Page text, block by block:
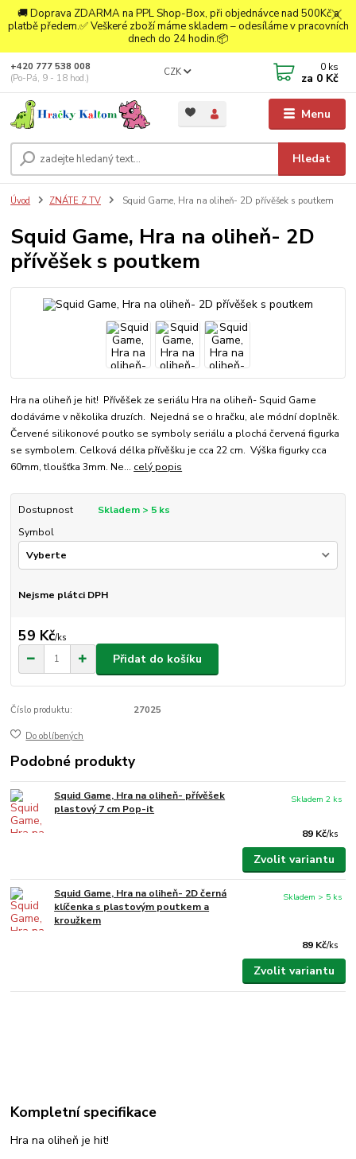
🚚 Doprava ZDARMA na PPL Shop-Box, při objednávce nad 500Kč a
platbě předem.✅ Veškeré zboží máme skladem – odesíláme v pracovních
dnech do 24 hodin.📦
Menu
CZK
Hledat
+420 777 538 008
(Po-Pá, 9 - 18 hod.)
0 ks
za 0 Kč
Úvod ZNÁTE Z TV Squid Game, Hra na oliheň- 2D přívěšek s poutkem
Squid Game, Hra na oliheň- 2D
přívěšek s poutkem
Hra na oliheň je hit! Přívěšek ze seriálu Hra na oliheň- Squid Game
dodáváme v několika druzích. Nejedná se o hračku, ale módní doplněk.
Červené silikonové poutko se symboly seriálu a plochá červená figurka
se symbolem. Celková délka přívěšku je cca 22 cm. Výška figurky cca
60mm, tloušťka 3mm. Ne... celý popis
Dostupnost
Skladem > 5 ks
Symbol
Nejsme plátci DPH
59 Kč/ks
Přidat do košíku
Číslo produktu: 27025
Do oblíbených
Podobné produkty
Squid Game, Hra na oliheň- přívěšek
plastový 7 cm Pop-it
89 Kč/ks
Skladem 2 ks
Zvolit variantu
Squid Game, Hra na oliheň- 2D černá
klíčenka s plastovým poutkem a
kroužkem
89 Kč/ks
Skladem > 5 ks
Zvolit variantu
Kompletní specifikace
Hra na oliheň je hit!